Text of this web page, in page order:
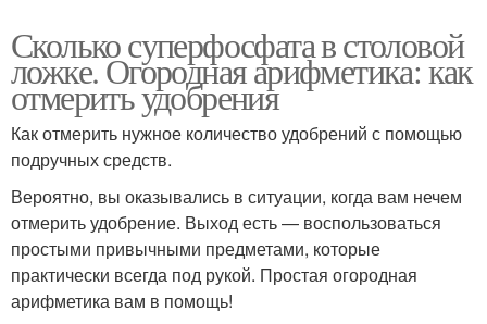
Сколько суперфосфата в столовой
ложке. Огородная арифметика: как
отмерить удобрения
Как отмерить нужное количество удобрений с помощью
подручных средств.
Вероятно, вы оказывались в ситуации, когда вам нечем
отмерить удобрение. Выход есть — воспользоваться
простыми привычными предметами, которые
практически всегда под рукой. Простая огородная
арифметика вам в помощь!